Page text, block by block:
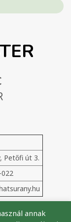
Petőfi út 3.
annak